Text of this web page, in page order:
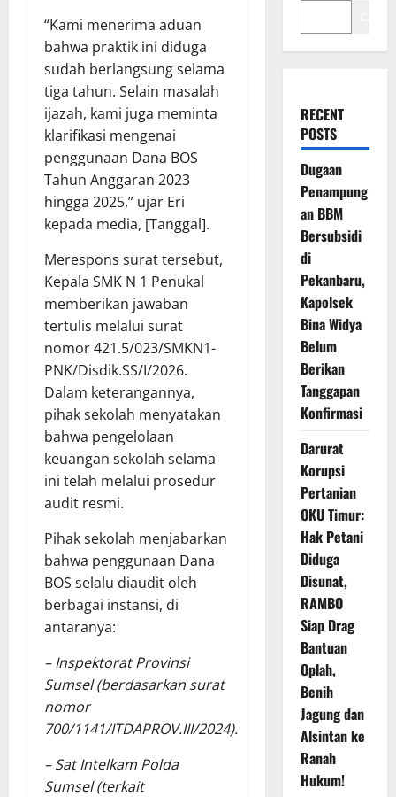
“Kami menerima aduan
bahwa praktik ini diduga
sudah berlangsung selama
tiga tahun. Selain masalah
ijazah, kami juga meminta
klarifikasi mengenai
penggunaan Dana BOS
Tahun Anggaran 2023
hingga 2025,” ujar Eri
kepada media, [Tanggal].
Merespons surat tersebut,
Kepala SMK N 1 Penukal
memberikan jawaban
tertulis melalui surat
nomor 421.5/023/SMKN1-
PNK/Disdik.SS/I/2026.
Dalam keterangannya,
pihak sekolah menyatakan
bahwa pengelolaan
keuangan sekolah selama
ini telah melalui prosedur
audit resmi.
Pihak sekolah menjabarkan
bahwa penggunaan Dana
BOS selalu diaudit oleh
berbagai instansi, di
antaranya:
– Inspektorat Provinsi
Sumsel (berdasarkan surat
nomor
700/1141/ITDAPROV.III/2024).
– Sat Intelkam Polda
Sumsel (terkait
RECENT
POSTS
Dugaan
Penampung
an BBM
Bersubsidi
di
Pekanbaru,
Kapolsek
Bina Widya
Belum
Berikan
Tanggapan
Konfirmasi
Darurat
Korupsi
Pertanian
OKU Timur:
Hak Petani
Diduga
Disunat,
RAMBO
Siap Drag
Bantuan
Oplah,
Benih
Jagung dan
Alsintan ke
Ranah
Hukum!